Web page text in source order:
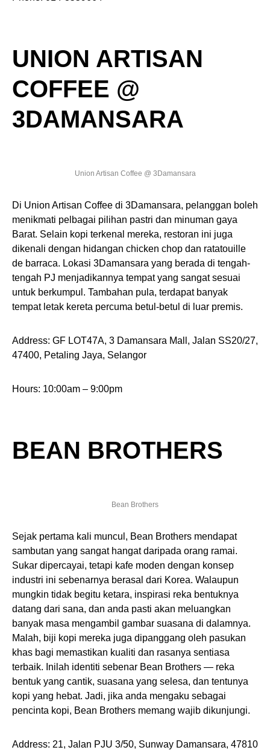
UNION ARTISAN
COFFEE @
3DAMANSARA
Union Artisan Coffee @ 3Damansara
Di Union Artisan Coffee di 3Damansara, pelanggan boleh
menikmati pelbagai pilihan pastri dan minuman gaya
Barat. Selain kopi terkenal mereka, restoran ini juga
dikenali dengan hidangan chicken chop dan ratatouille
de barraca. Lokasi 3Damansara yang berada di tengah-
tengah PJ menjadikannya tempat yang sangat sesuai
untuk berkumpul. Tambahan pula, terdapat banyak
tempat letak kereta percuma betul-betul di luar premis.
Address: GF LOT47A, 3 Damansara Mall, Jalan SS20/27,
47400, Petaling Jaya, Selangor
Hours: 10:00am – 9:00pm
BEAN BROTHERS
Bean Brothers
Sejak pertama kali muncul, Bean Brothers mendapat
sambutan yang sangat hangat daripada orang ramai.
Sukar dipercayai, tetapi kafe moden dengan konsep
industri ini sebenarnya berasal dari Korea. Walaupun
mungkin tidak begitu ketara, inspirasi reka bentuknya
datang dari sana, dan anda pasti akan meluangkan
banyak masa mengambil gambar suasana di dalamnya.
Malah, biji kopi mereka juga dipanggang oleh pasukan
khas bagi memastikan kualiti dan rasanya sentiasa
terbaik. Inilah identiti sebenar Bean Brothers — reka
bentuk yang cantik, suasana yang selesa, dan tentunya
kopi yang hebat. Jadi, jika anda mengaku sebagai
pencinta kopi, Bean Brothers memang wajib dikunjungi.
Address: 21, Jalan PJU 3/50, Sunway Damansara, 47810